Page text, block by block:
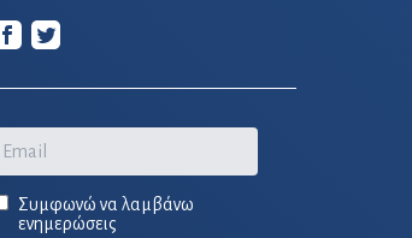
Email
Συμφωνώ να λαμβάνω
ενημερώσεις